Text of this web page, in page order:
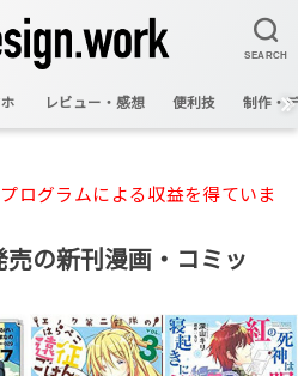
SEARCH
レビュー・感想 便利技 制作・
ログラムによる収益を得ていま
の新刊漫画・コミッ